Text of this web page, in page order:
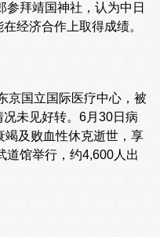
参拜靖国神社，认为中日
经济合作上取得成绩。
京国立国际医疗中心，被
未见好转。6月30日病
竭及败血性休克逝世，享
道馆举行，约4,600人出